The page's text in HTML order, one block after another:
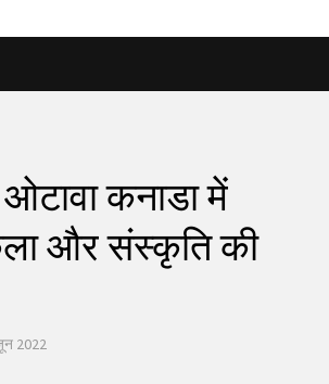
ओटावा कनाडा में
और संस्कृति की
2022